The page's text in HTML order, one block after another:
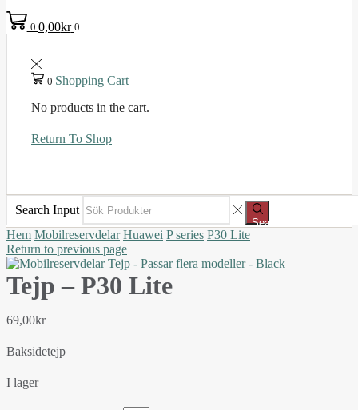
0 0,00kr 0
0 Shopping Cart
No products in the cart.
Return To Shop
Search Input
Search
Hem Mobilreservdelar Huawei P series P30 Lite
Return to previous page
Tejp – P30 Lite
69,00kr
Baksidetejp
I lager